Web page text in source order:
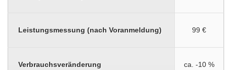
Leistungsmessung (nach Voranmeldung) 99 €
Verbrauchsveränderung ca. -10 %